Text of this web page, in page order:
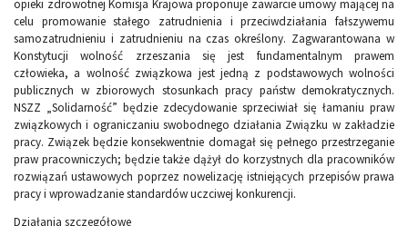
opieki zdrowotnej Komisja Krajowa proponuje zawarcie umowy mającej na
celu promowanie stałego zatrudnienia i przeciwdziałania fałszywemu
samozatrudnieniu i zatrudnieniu na czas określony. Zagwarantowana w
Konstytucji wolność zrzeszania się jest fundamentalnym prawem
człowieka, a wolność związkowa jest jedną z podstawowych wolności
publicznych w zbiorowych stosunkach pracy państw demokratycznych.
NSZZ „Solidarność” będzie zdecydowanie sprzeciwiał się łamaniu praw
związkowych i ograniczaniu swobodnego działania Związku w zakładzie
pracy. Związek będzie konsekwentnie domagał się pełnego przestrzeganie
praw pracowniczych; będzie także dążył do korzystnych dla pracowników
rozwiązań ustawowych poprzez nowelizację istniejących przepisów prawa
pracy i wprowadzanie standardów uczciwej konkurencji.
Działania szczegółowe